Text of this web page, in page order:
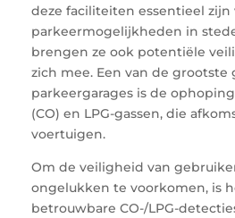
deze faciliteiten essentieel
parkeermogelijkheden in
brengen ze ook potentiële
zich mee. Een van de grootste
parkeergarages is de
(CO) en LPG-gassen, die
voertuigen.
Om de veiligheid van
ongelukken te voorkomen, is
betrouwbare CO-/LPG-